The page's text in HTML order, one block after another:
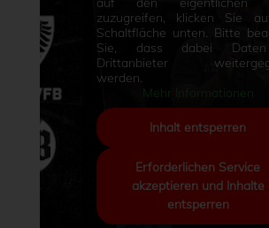
zuzugreifen, klicken Sie
Schaltfläche unten. Bitte
Sie, dass dabei
Drittanbieter
werden.
Mehr Informationen
Inhalt entsperren
Erforderlichen Service
akzeptieren und Inhalte
entsperren